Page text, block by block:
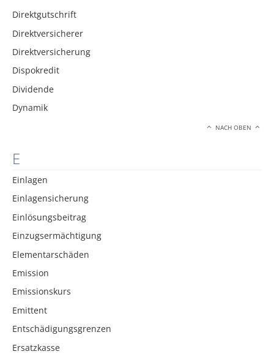
Direktgutschrift
Direktversicherer
Direktversicherung
Dispokredit
Dividende
Dynamik
NACH OBEN
E
Einlagen
Einlagensicherung
Einlösungsbeitrag
Einzugsermächtigung
Elementarschäden
Emission
Emissionskurs
Emittent
Entschädigungsgrenzen
Ersatzkasse